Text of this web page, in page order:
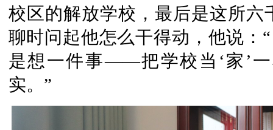
校区的解放学校，最后是这所
聊时问起他怎么干得动，他说：
是想一件事——把学校当‘家’
实。”